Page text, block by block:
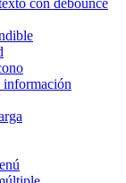
con debounce
información